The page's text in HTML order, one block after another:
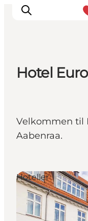
Det sker
Overnatning
Hotel
Velkommen til
Aabenraa.
Hoteller